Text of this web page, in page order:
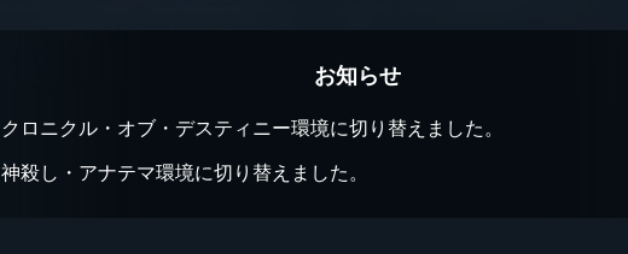
お知らせ
クロニクル・オブ・デスティニー環境に切り替えました。
神殺し・アナテマ環境に切り替えました。